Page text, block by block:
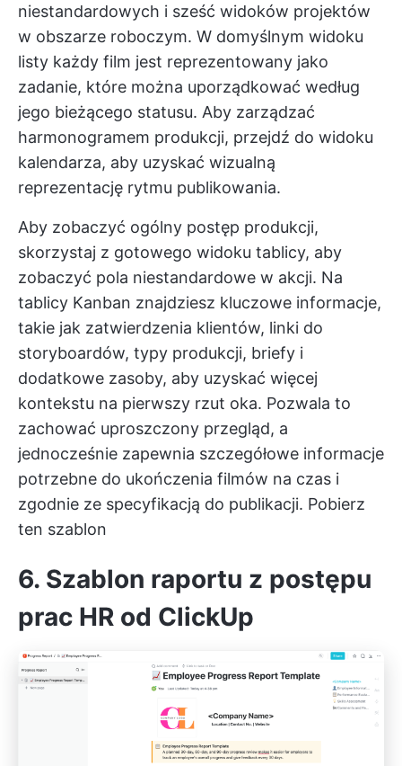
niestandardowych i sześć widoków projektów
w obszarze roboczym. W domyślnym widoku
listy każdy film jest reprezentowany jako
zadanie, które można uporządkować według
jego bieżącego statusu. Aby zarządzać
harmonogramem produkcji, przejdź do widoku
kalendarza, aby uzyskać wizualną
reprezentację rytmu publikowania.
Aby zobaczyć ogólny postęp produkcji,
skorzystaj z gotowego widoku tablicy, aby
zobaczyć pola niestandardowe w akcji. Na
tablicy Kanban znajdziesz kluczowe informacje,
takie jak zatwierdzenia klientów, linki do
storyboardów, typy produkcji, briefy i
dodatkowe zasoby, aby uzyskać więcej
kontekstu na pierwszy rzut oka. Pozwala to
zachować uproszczony przegląd, a
jednocześnie zapewnia szczegółowe informacje
potrzebne do ukończenia filmów na czas i
zgodnie ze specyfikacją do publikacji. Pobierz
ten szablon
6. Szablon raportu z postępu
prac HR od ClickUp